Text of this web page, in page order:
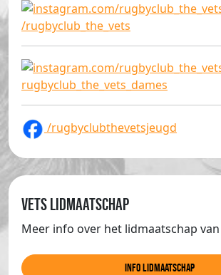
/rugbyclub_the_vets
rugbyclub_the_vets_dames
/rugbyclubthevetsjeugd
Vets lidmaatschap
Meer info over het lidmaatschap van
info lidmaatschap